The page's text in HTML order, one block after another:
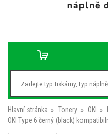
Hlavní stránka » Tonery » OKI »
OKI Type 6 černý (black)